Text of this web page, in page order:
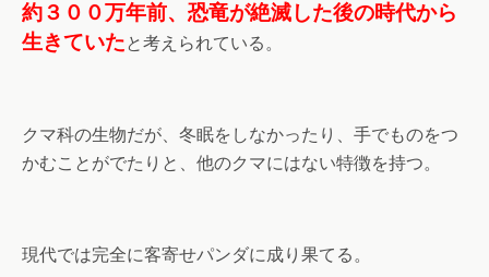
約３００万年前、恐竜が絶滅した後の時代から
生きていたと考えられている。
クマ科の生物だが、冬眠をしなかったり、手でものをつ
かむことがでたりと、他のクマにはない特徴を持つ。
現代では完全に客寄せパンダに成り果てる。